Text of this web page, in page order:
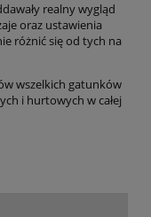
realny wygląd
oraz ustawienia
różnić się od tych na
wszelkich gatunków
i hurtowych w całej